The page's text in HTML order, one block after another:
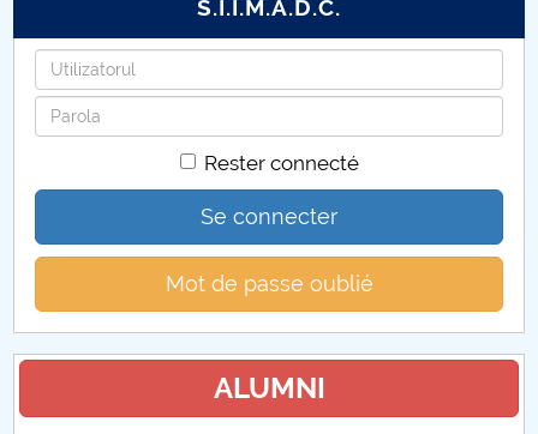
S.I.I.M.A.D.C.
Identifiant
Mot
de
Rester connecté
Se connecter
Mot de passe oublié
ALUMNI